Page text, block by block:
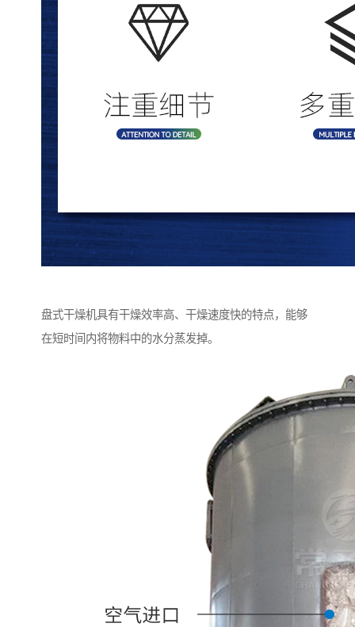
盘式干燥机具有干燥效率高、干燥速度快的特点，能够
在短时间内将物料中的水分蒸发掉。